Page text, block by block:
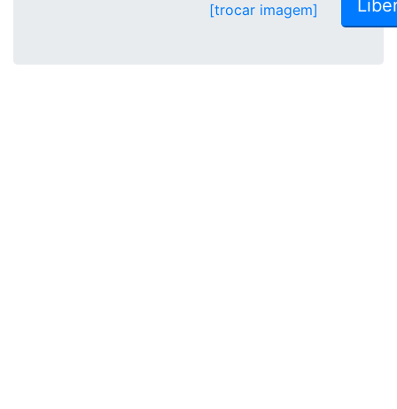
[trocar imagem]